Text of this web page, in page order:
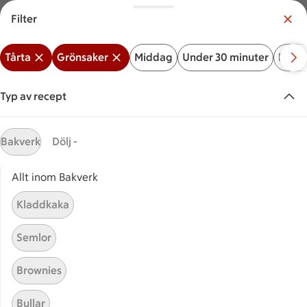
Meny Logga in
Vilken är din butik? Välj butik
Start
Sök ingrediens eller recept
Inga förslag
Tårta
ReceptVisar 15 stycken
(15)
Smörgåstårta med räkor
Filter
Tårta Grönsaker Middag Under 30 minuter
Typ av recept
Bakverk Dölj -
Allt inom Bakverk
Kladdkaka
Semlor
Brownies
Bullar